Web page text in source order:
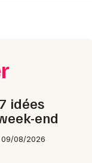
idées
end
08/2026